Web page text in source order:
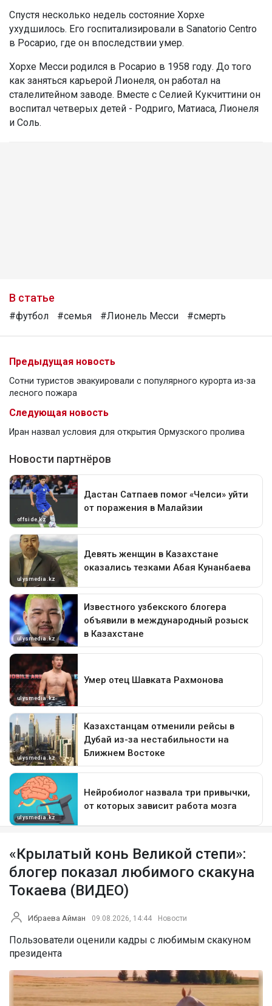
Спустя несколько недель состояние Хорхе
ухудшилось. Его госпитализировали в Sanatorio Centro
в Росарио, где он впоследствии умер.
Хорхе Месси родился в Росарио в 1958 году. До того
как заняться карьерой Лионеля, он работал на
сталелитейном заводе. Вместе с Селией Кукчиттини он
воспитал четверых детей - Родриго, Матиаса, Лионеля
и Соль.
В статье
#футбол #семья #Лионель Месси #смерть
Предыдущая новость
Сотни туристов эвакуировали с популярного курорта из-за
лесного пожара
Следующая новость
Иран назвал условия для открытия Ормузского пролива
«Крылатый конь Великой степи»:
блогер показал любимого скакуна
Токаева (ВИДЕО)
Ибраева Айман 09.08.2026, 14:44 Новости
Пользователи оценили кадры с любимым скакуном
президента